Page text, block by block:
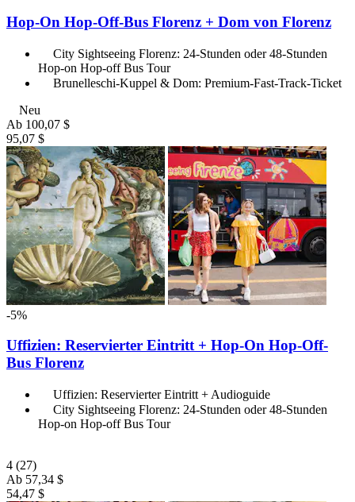
Hop-On Hop-Off-Bus Florenz + Dom von Florenz
City Sightseeing Florenz: 24-Stunden oder 48-Stunden
Hop-on Hop-off Bus Tour
Brunelleschi-Kuppel & Dom: Premium-Fast-Track-Ticket
Neu
Ab 100,07 $
95,07 $
-5%
Uffizien: Reservierter Eintritt + Hop-On Hop-Off-
Bus Florenz
Uffizien: Reservierter Eintritt + Audioguide
City Sightseeing Florenz: 24-Stunden oder 48-Stunden
Hop-on Hop-off Bus Tour
4 (27)
Ab 57,34 $
54,47 $